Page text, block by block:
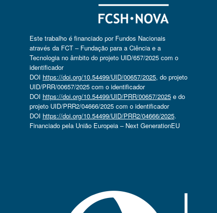
Este trabalho é financiado por Fundos Nacionais
através da FCT – Fundação para a Ciência e a
Tecnologia no âmbito do projeto UID/657/2025 com o
identificador
DOI https://doi.org/10.54499/UID/00657/2025, do projeto
UID/PRR/00657/2025 com o identificador
DOI https://doi.org/10.54499/UID/PRR/00657/2025e do
projeto UID/PRR2/04666/2025 com o identificador
DOI https://doi.org/10.54499/UID/PRR2/04666/2025.
Financiado pela União Europeia – Next GenerationEU